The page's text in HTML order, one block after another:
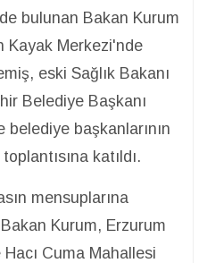
bulunan Bakan Kurum
Kayak Merkezi'nde
eski Sağlık Bakanı
Belediye Başkanı
başkanlarının
katıldı.
mensuplarına
Kurum, Erzurum
Cuma Mahallesi